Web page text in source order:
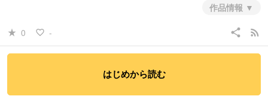
い しずく）が主人公になる短編漫画（全３話予定）です。
同じく自
作小説「桜の朽木に虫の這うこと」シリーズに登場する弁護士で秘密結
とうじ よしつぐ）が敵役になります。 出来上がったところから随時
投稿いたします。 ジャージを着た悪魔
作品情報
star_rate 0 favorite_border - share rss_feed
はじめから読む